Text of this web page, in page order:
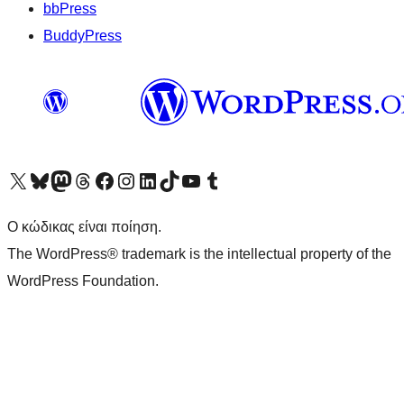
bbPress
BuddyPress
Visit our X (formerly Twitter) account
Visit our Bluesky account
Επισκεφθείτε τον λογαριασμό μας στο Mastodon
Visit our Threads account
Επισκεφτείτε τη σελίδα μας στο Facebook
Επισκεφθείτε τον λογαριασμό μας Instagram
Επισκεφθείτε τον λογαριασμό μας LinkedIn
Visit our TikTok account
Visit our YouTube channel
Visit our Tumblr account
Ο κώδικας είναι ποίηση.
The WordPress® trademark is the intellectual property of the
WordPress Foundation.